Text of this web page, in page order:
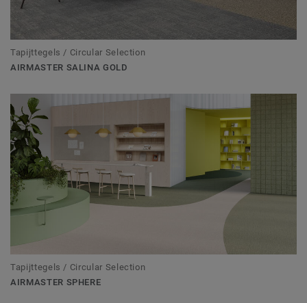
Tapijttegels / Circular Selection
AIRMASTER SALINA GOLD
Tapijttegels / Circular Selection
AIRMASTER SPHERE